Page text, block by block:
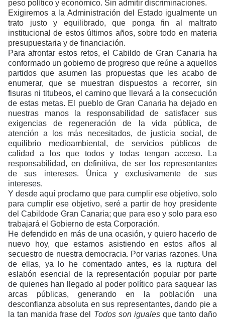
peso político y económico. Sin admitir discriminaciones.
Exigiremos a la Administración del Estado igualmente un
trato justo y equilibrado, que ponga fin al maltrato
institucional de estos últimos años, sobre todo en materia
presupuestaria y de financiación.
Para afrontar estos retos, el Cabildo de Gran Canaria ha
conformado un gobierno de progreso que reúne a aquellos
partidos que asumen las propuestas que les acabo de
enumerar, que se muestran dispuestos a recorrer, sin
fisuras ni titubeos, el camino que llevará a la consecución
de estas metas. El pueblo de Gran Canaria ha dejado en
nuestras manos la responsabilidad de satisfacer sus
exigencias de regeneración de la vida pública, de
atención a los más necesitados, de justicia social, de
equilibrio medioambiental, de servicios públicos de
calidad a los que todos y todas tengan acceso. La
responsabilidad, en definitiva, de ser los representantes
de sus intereses. Única y exclusivamente de sus
intereses.
Y desde aquí proclamo que para cumplir ese objetivo, solo
para cumplir ese objetivo, seré a partir de hoy presidente
del Cabildode Gran Canaria; que para eso y solo para eso
trabajará el Gobierno de esta Corporación.
He defendido en más de una ocasión, y quiero hacerlo de
nuevo hoy, que estamos asistiendo en estos años al
secuestro de nuestra democracia. Por varias razones. Una
de ellas, ya lo he comentado antes, es la ruptura del
eslabón esencial de la representación popular por parte
de quienes han llegado al poder político para saquear las
arcas públicas, generando en la población una
desconfianza absoluta en sus representantes, dando pie a
la tan manida frase del Todos son igualesque tanto daño